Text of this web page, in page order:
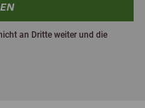
an Dritte weiter und die